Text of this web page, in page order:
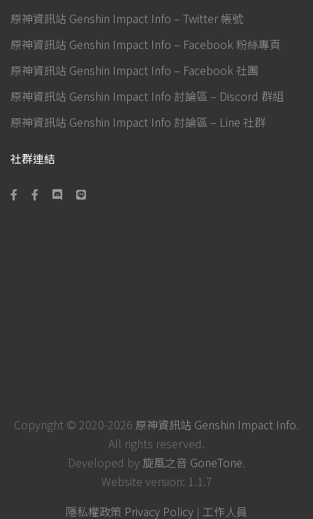
原神資訊站 Genshin Impact Info – Twitter 帳號
原神資訊站 Genshin Impact Info – Facebook 粉絲專頁
原神資訊站 Genshin Impact Info – Facebook 社團
原神資訊站 Genshin Impact Info 討論區 – Discord 群組
原神資訊站 Genshin Impact Info 討論區 – Line 社群
社群連結
Copyright © 2020-2026 原神資訊站 Genshin Impact Info.
All rights reserved.
Developed by 旋風之音 GoneTone.
Website version: 1.1.7
隱私權政策 Privacy Policy | 工作人員